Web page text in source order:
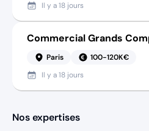
Il y a18 jours
Commercial Grands
Paris
100-120K€
Il y a18 jours
Nos expertises